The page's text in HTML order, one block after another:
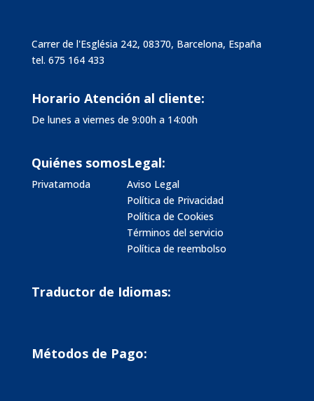
Carrer de l'Església 242, 08370, Barcelona, España
tel. 675 164 433
Horario Atención al cliente:
De lunes a viernes de 9:00h a 14:00h
Quiénes somos
Privatamoda
Legal:
Aviso Legal
Política de Privacidad
Política de Cookies
Términos del servicio
Política de reembolso
Traductor de Idiomas:
Métodos de Pago: